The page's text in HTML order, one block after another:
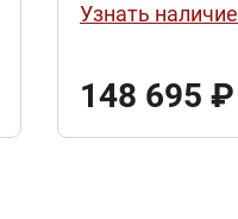
Узнать наличие
148 695 ₽